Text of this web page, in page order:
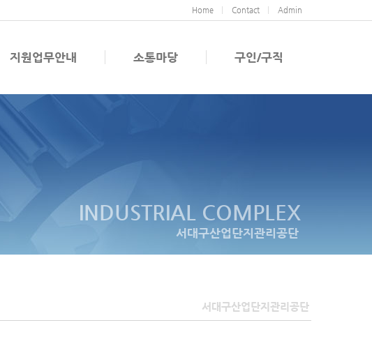
Home Contact Admin
지원업무안내 소통마당 구인/구직
INDUSTRIAL COMPLEX
서대구산업단지관리공단
서대구산업단지관리공단